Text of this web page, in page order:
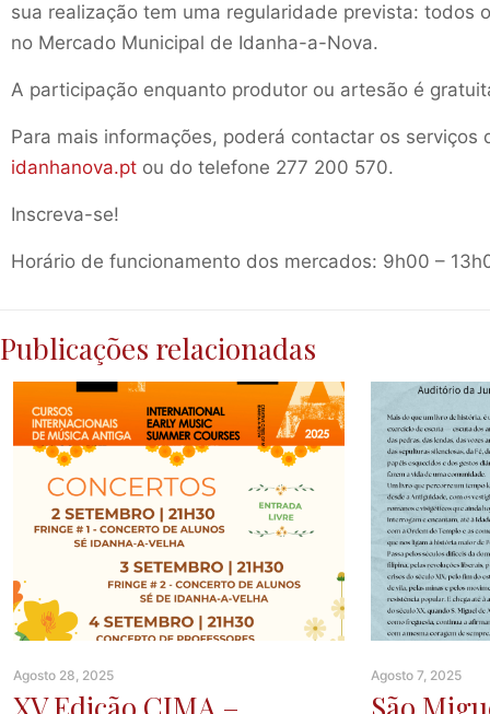
sua realização tem uma regularidade prevista:
no Mercado Municipal de Idanha-a-Nova.
A participação enquanto produtor ou artesão é
Para mais informações, poderá contactar os
idanhanova.ptou do telefone 277 200 570.
Inscreva-se!
Horário de funcionamento dos mercados: 9h00 –
Publicações relacionadas
Agosto 28, 2025 Agosto 7, 2025